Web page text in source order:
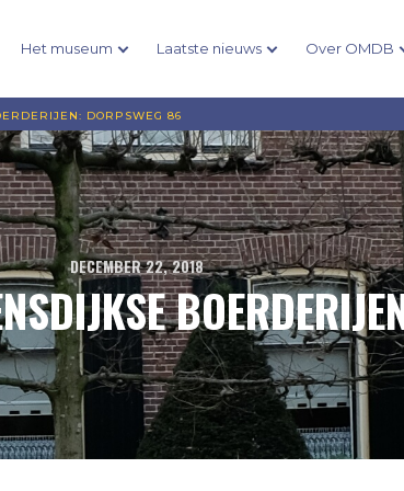
Het museum Laatste nieuws Over OMDB
DORPSWEG 86
DECEMBER 22, 2018